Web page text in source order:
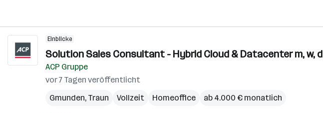
Einblicke
Solution Sales Consultant - Hybrid Cloud & Datacenter m, w, d
ACP Gruppe
vor 7 Tagen veröffentlicht
Gmunden, Traun Vollzeit Homeoffice ab 4.000 € monatlich